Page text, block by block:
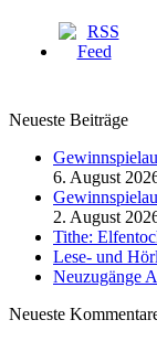
Neueste Beiträge
6. August
2. August
Tithe:
Lese- und
Neuzugänge
Neueste